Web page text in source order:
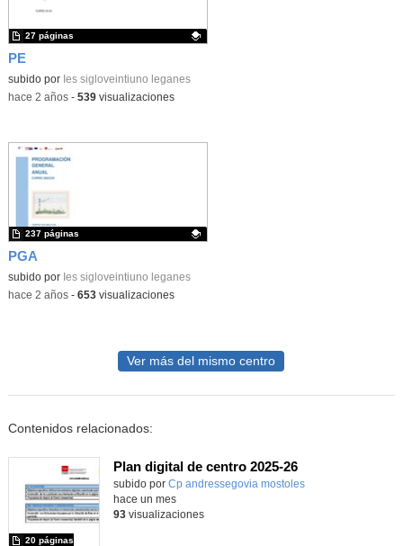
PE
Contenido educativo.
subido por Ies sigloveintiuno leganes
27 páginas
-hace 2 años- 539visualizaciones
PGA
Contenido educativo.
subido por Ies sigloveintiuno leganes
237 páginas
-hace 2 años- 653visualizaciones
Ver más del mismo centro
Contenidos relacionados:
Plan digital de centro 2025-26
subido por Cp andressegovia mostoles
20 páginas
-
hace un mes
93visualizaciones